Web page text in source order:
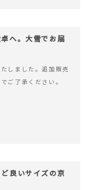
へ。大雪でお届
しました。追加販売
ご了承ください。
良いサイズの京